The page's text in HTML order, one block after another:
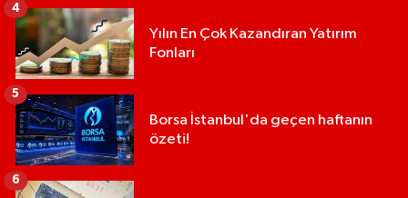
Yılın En Çok Kazandıran Yatırım
Fonları
4
Borsa İstanbul'da geçen haftanın
özeti!
5
6